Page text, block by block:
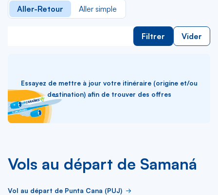
Aller-Retour Aller simple
Filtrer Vider
Essayez de mettre à jour votre itinéraire (origine et/ou
destination) afin de trouver des offres
Vols au départ de Samaná
Vol au départ de Punta Cana (PUJ)